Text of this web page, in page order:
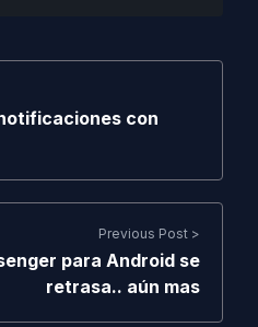
con
Previous Post >
para Android se
retrasa.. aún mas